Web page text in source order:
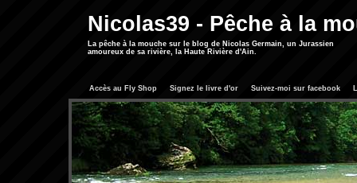
Nicolas39 - Pêche à la
La pêche à la mouche sur le blog de Nicolas Germain, un Jurassien
amoureux de sa rivière, la Haute Rivière d'Ain.
Accès au Fly Shop Signez le livre d'or Suivez-moi sur facebook